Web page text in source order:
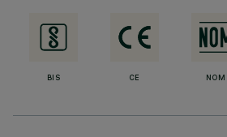
BIS CE NOM